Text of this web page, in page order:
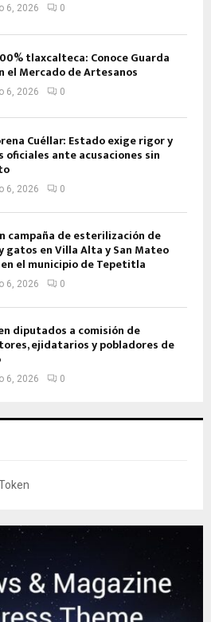
6, 2026 0
tlaxcalteca: Conoce Guarda
el Mercado de Artesanos
6, 2026 0
Cuéllar: Estado exige rigor y
oficiales ante acusaciones sin
6, 2026 0
campaña de esterilización de
gatos en Villa Alta y San Mateo
el municipio de Tepetitla
6, 2026 0
diputados a comisión de
ejidatarios y pobladores de
6, 2026 0